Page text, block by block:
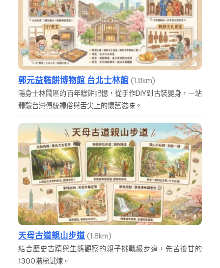
郭元益糕餅博物館 台北士林館 (1.8km)
隱身士林鬧區的百年糕餅記憶，從手作DIY到古裝變身，一站
體驗台灣傳統禮俗與舌尖上的懷舊滋味。
天母古道親山步道 (1.8km)
結合歷史古蹟與生態觀察的親子挑戰級步道，先苦後甘的
1300階梯試煉。